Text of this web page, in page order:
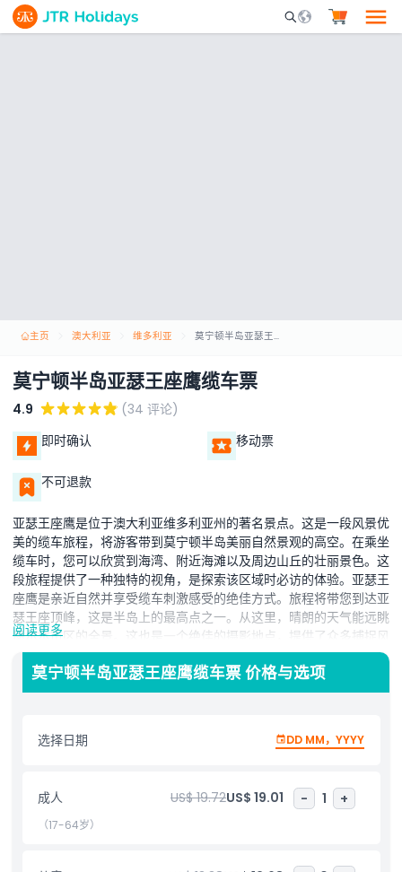
Mobile Search
主页 澳大利亚 维多利亚 莫宁顿半岛亚瑟王座鹰缆车票
莫宁顿半岛亚瑟王座鹰缆车票
4.9
(34 评论)
即时确认
移动票
不可退款
亚瑟王座鹰是位于澳大利亚维多利亚州的著名景点。这是一段风景优
美的缆车旅程，将游客带到莫宁顿半岛美丽自然景观的高空。在乘坐
缆车时，您可以欣赏到海湾、附近海滩以及周边山丘的壮丽景色。这
段旅程提供了一种独特的视角，是探索该区域时必访的体验。亚瑟王
座鹰是亲近自然并享受缆车刺激感受的绝佳方式。旅程将带您到达亚
瑟王座顶峰，这是半岛上的最高点之一。从这里，晴朗的天气能远眺
墨尔本市区的全景。这也是一个绝佳的摄影地点，提供了众多捕捉风
景美丽的机会。亚瑟王座鹰缆车之旅不仅仅是为了观景，更是一次有
趣且放松的体验，非常适合家庭、情侣或单独旅行者。游客可以在前
往顶部的过程中享受宁静氛围。到达山顶后，还有步行小径供您探索
宁顿半岛的自然美景，亚瑟王座鹰都能满足各种需求。它是从全新视
角体验该地区的激动人心且难忘的方式。
亮点
阅读更多
莫宁顿半岛亚瑟王座鹰缆车票 价格与选项
选择日期 DD MM，YYYY
成人 US$ 19.72US$ 19.01 - 1 +
（17-64岁）